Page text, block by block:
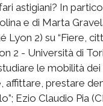
astigiani? In
e di Marta
Lyon 2) su “Fiere,
2 - Università di
le mobilità dei
affittare, prestare
Ezio Claudio Pia